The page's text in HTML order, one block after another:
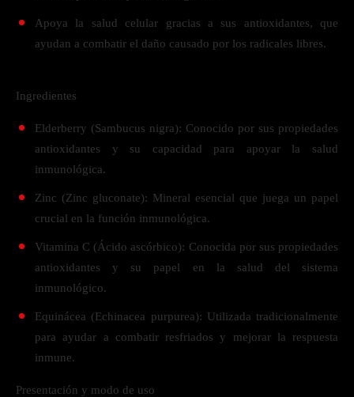
Apoya la salud celular gracias a sus antioxidantes, que
ayudan a combatir el daño causado por los radicales libres.
Ingredientes
Elderberry (Sambucus nigra): Conocido por sus propiedades
antioxidantes y su capacidad para apoyar la salud
inmunológica.
Zinc (Zinc gluconate): Mineral esencial que juega un papel
crucial en la función inmunológica.
Vitamina C (Ácido ascórbico): Conocida por sus propiedades
antioxidantes y su papel en la salud del sistema
inmunológico.
Equinácea (Echinacea purpurea): Utilizada tradicionalmente
para ayudar a combatir resfriados y mejorar la respuesta
inmune.
Presentación y modo de uso